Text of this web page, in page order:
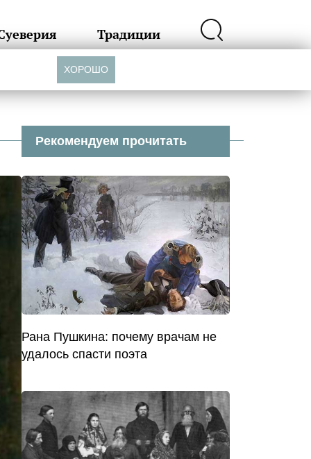
Традиции
Рекомендуем прочитать
Рана Пушкина: почему врачам не
удалось спасти поэта
ХОРОШО